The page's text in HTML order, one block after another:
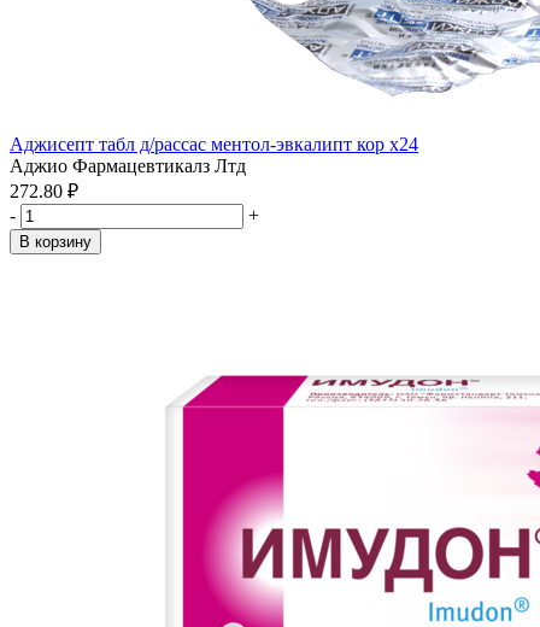
Аджисепт табл д/рассас ментол-эвкалипт кор x24
Аджио Фармацевтикалз Лтд
272.80 ₽
-
+
В корзину